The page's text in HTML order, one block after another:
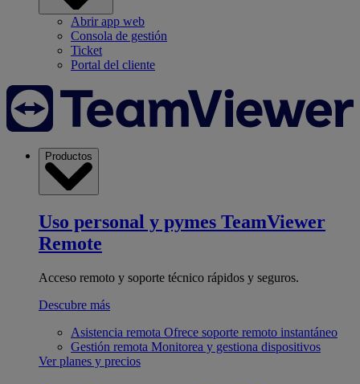
Abrir app web
Consola de gestión
Ticket
Portal del cliente
Productos
Uso personal y pymes TeamViewer
Remote
Acceso remoto y soporte técnico rápidos y seguros.
Descubre más
Asistencia remota Ofrece soporte remoto instantáneo
Gestión remota Monitorea y gestiona dispositivos
Ver planes y precios